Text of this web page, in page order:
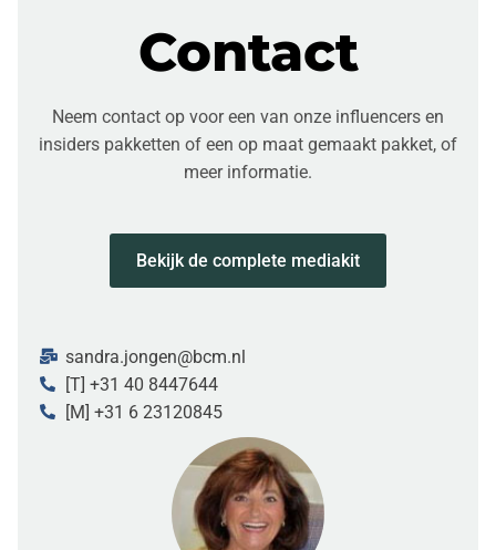
Contact
Neem contact op voor een van onze influencers en
insiders pakketten of een op maat gemaakt pakket, of
meer informatie.
Bekijk de complete mediakit
sandra.jongen@bcm.nl
[T] +31 40 8447644
[M] +31 6 23120845